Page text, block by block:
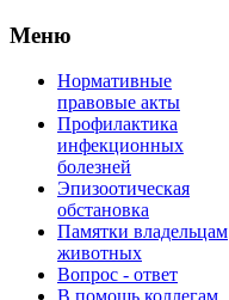
Меню
Нормативные
правовые акты
Профилактика
инфекционных
болезней
Эпизоотическая
обстановка
Памятки владельцам
животных
Вопроc - ответ